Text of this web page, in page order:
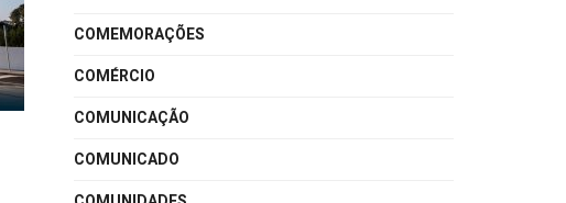
COMEMORAÇÕES
COMÉRCIO
COMUNICAÇÃO
COMUNICADO